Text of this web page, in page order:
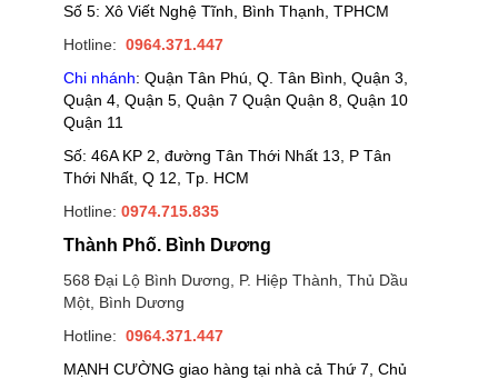
Số 5: Xô Viết Nghệ Tĩnh, Bình Thạnh, TPHCM
Hotline: 0964.371.447
Chi nhánh: Quận Tân Phú, Q. Tân Bình, Quận 3,
Quận 4, Quận 5, Quận 7 Quận Quận 8, Quận 10
Quận 11
Số: 46A KP 2, đường Tân Thới Nhất 13, P Tân
Thới Nhất, Q 12, Tp. HCM
Hotline: 0974.715.835
Thành Phố. Bình Dương
568 Đại Lộ Bình Dương, P. Hiệp Thành, Thủ Dầu
Một, Bình Dương
Hotline: 0964.371.447
MẠNH CƯỜNG giao hàng tại nhà cả Thứ 7, Chủ